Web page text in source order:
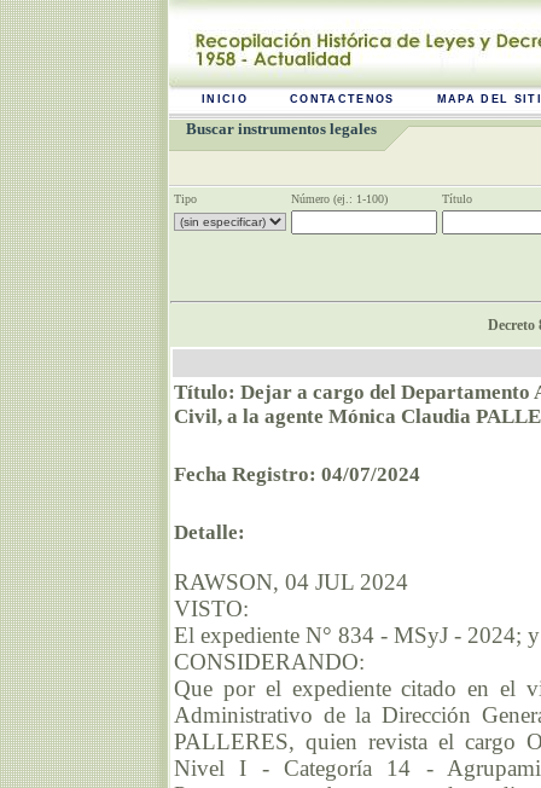
INICIO CONTACTENOS MAPA DEL
Buscar instrumentos legales
Tipo Número (ej.: 1-100) Título
Decreto
Título: Dejar a cargo del Departamento
Civil, a la agente Mónica Claudia
Fecha Registro: 04/07/2024
Detalle:
RAWSON, 04 JUL 2024
VISTO:
El expediente N° 834 - MSyJ - 2024; y
CONSIDERANDO:
Que por el expediente citado en el
Administrativo de la Dirección
PALLERES, quien revista el cargo
Nivel I - Categoría 14 -